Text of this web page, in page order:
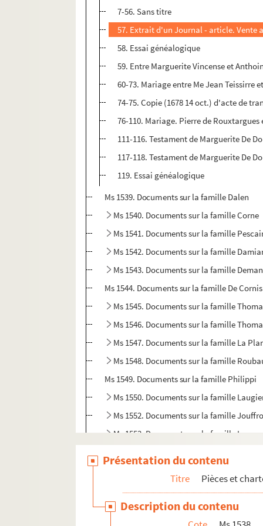
7-56. Sans titre
57. Extrait d'un Journal - article. Vente
58. Essai généalogique
59. Entre Marguerite Vincense et
60-73. Mariage entre Me Jean Teissirre
74-75. Copie (1678 14 oct.) d'acte de
76-110. Mariage. Pierre de
111-116. Testament de Marguerite De
117-118. Testament de Marguerite De
119. Essai généalogique
Ms 1539. Documents sur la famille Dalen
Ms 1540. Documents sur la famille Corne
Ms 1541. Documents sur la famille
Ms 1542. Documents sur la famille
Ms 1543. Documents sur la famille
Ms 1544. Documents sur la famille De Cornis
Ms 1545. Documents sur la famille
Ms 1546. Documents sur la famille
Ms 1547. Documents sur la famille La
Ms 1548. Documents sur la famille
Ms 1549. Documents sur la famille Philippi
Ms 1550. Documents sur la famille
Ms 1552. Documents sur la famille
Ms 1553. Documents sur la famille
Ms 1557. Documents sur la famille Tholon
Présentation du contenu
Titre Pièces et
Description du contenu